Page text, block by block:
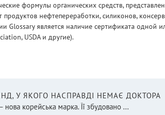
формулы органических средств,
продуктов нефтепереработки, силиконов,
Glossary является наличие сертификата одной
USDA и другие).
У ЯКОГО НАСПРАВДІ НЕМАЄ ДОКТОРА
корейська марка. Її збудовано ...